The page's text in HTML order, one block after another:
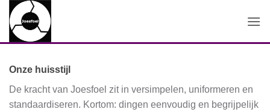
naar
inhoud
Onze huisstijl
De kracht van Joesfoel zit in versimpelen, uniformeren en
standaardiseren. Kortom: dingen eenvoudig en begrijpelijk